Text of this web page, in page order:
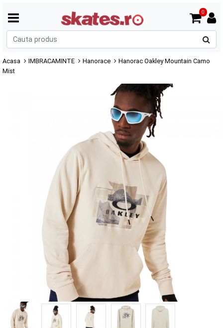
0
Acasa IMBRACAMINTE Hanorace
Hanorac Oakley Mountain Camo
Mist